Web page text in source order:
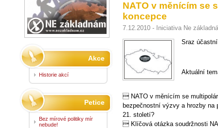
NATO v měnícím se
koncepce
7.12.2010 - Iniciativa Ne
Sraz
Aktuální
 NATO v měnícím se
bezpečnostní výzvy a hrozby na
21. století?
 Klíčová otázka soudržnosti
Akce
Historie akcí
Petice
Bez mírové politiky mír
nebude!